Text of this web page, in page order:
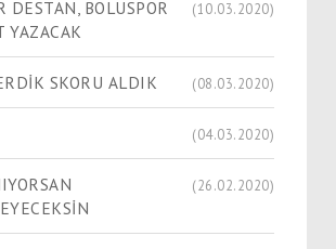
DESTAN, BOLUSPOR
YAZACAK
(10.03.2020)
SKORU ALDIK (08.03.2020)
(04.03.2020)
(26.02.2020)